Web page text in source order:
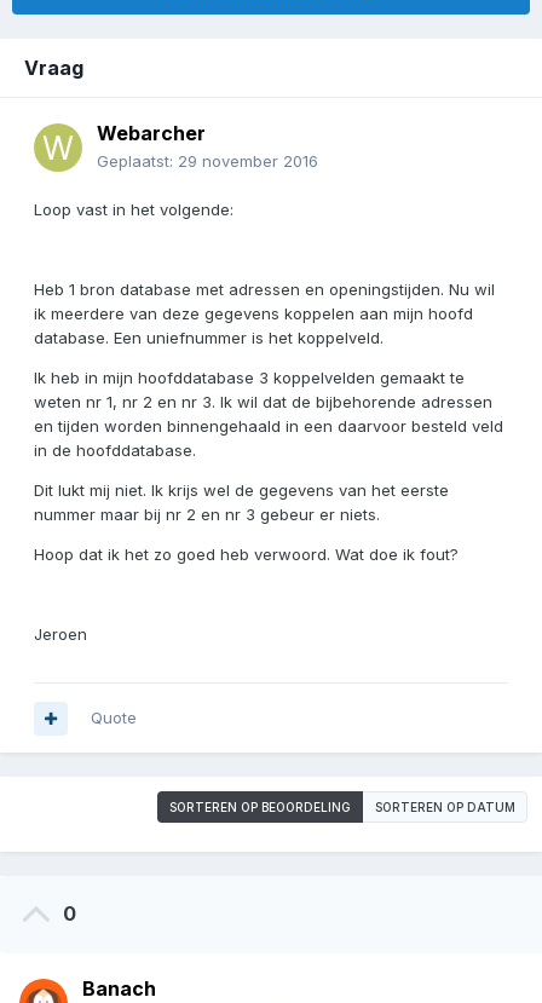
Vraag
Webarcher
Geplaatst: 29 november 2016
Loop vast in het volgende:
Heb 1 bron database met adressen en openingstijden. Nu wil
ik meerdere van deze gegevens koppelen aan mijn hoofd
database. Een uniefnummer is het koppelveld.
Ik heb in mijn hoofddatabase 3 koppelvelden gemaakt te
weten nr 1, nr 2 en nr 3. Ik wil dat de bijbehorende adressen
en tijden worden binnengehaald in een daarvoor besteld veld
in de hoofddatabase.
Dit lukt mij niet. Ik krijs wel de gegevens van het eerste
nummer maar bij nr 2 en nr 3 gebeur er niets.
Hoop dat ik het zo goed heb verwoord. Wat doe ik fout?
Jeroen
Quote
SORTEREN OP BEOORDELING SORTEREN OP DATUM
0
Banach